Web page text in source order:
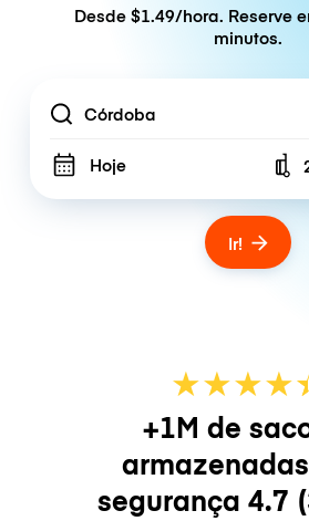
Desde $1.49/hora. Reserve
minutos.
Location
Hoje
Ir!
★★★★
+1M de
segurança 4.7